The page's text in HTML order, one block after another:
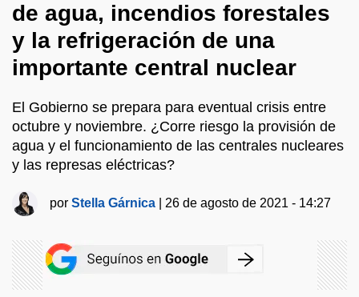
de agua, incendios forestales
y la refrigeración de una
importante central nuclear
El Gobierno se prepara para eventual crisis entre
octubre y noviembre. ¿Corre riesgo la provisión de
agua y el funcionamiento de las centrales nucleares
y las represas eléctricas?
porStella Gárnica 26 de agosto de 2021 - 14:27